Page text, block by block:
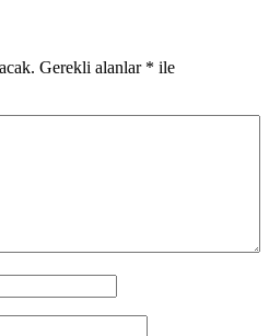
Gerekli alanlar * ile